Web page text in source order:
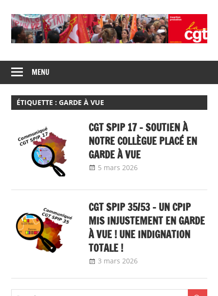
content
CGT
insertion
probation
de
syndicats
CGT
insertion
probation
MENU
ÉTIQUETTE : GARDE À VUE
CGT SPIP 17 – SOUTIEN À
NOTRE COLLÈGUE PLACÉ EN
GARDE À VUE
5 mars 2026
CGT SPIP 35/53 – UN CPIP
MIS INJUSTEMENT EN GARDE
À VUE ! UNE INDIGNATION
TOTALE !
3 mars 2026